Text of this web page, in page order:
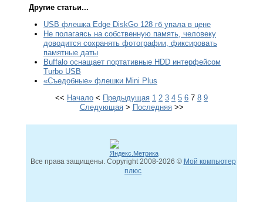
Другие статьи...
USB флешка Edge DiskGo 128 гб упала в цене
Не полагаясь на собственную память, человеку
доводится сохранять фотографии, фиксировать
памятные даты
Buffalo оснащает портативные HDD интерфейсом
Turbo USB
«Съедобные» флешки Mini Plus
<< Начало < Предыдущая 1 2 3 4 5 6 7 8 9
Следующая> Последняя>>
Все права защищены. Copyright 2008-2026 © Мой компьютер
плюс